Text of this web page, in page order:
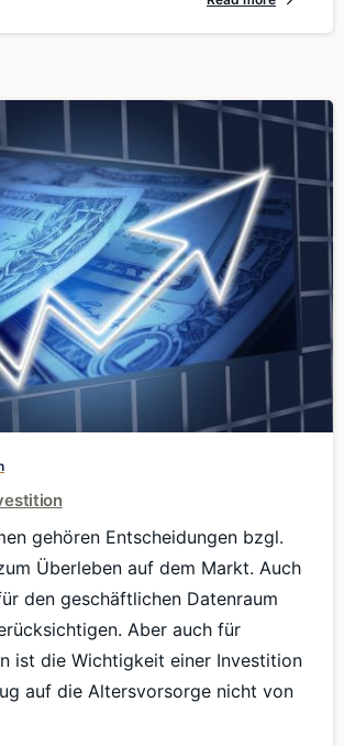
gehören Entscheidungen bzgl.
Überleben auf dem Markt. Auch
den geschäftlichen Datenraum
Aber auch für
ist die Wichtigkeit einer Investition
auf die Altersvorsorge nicht von